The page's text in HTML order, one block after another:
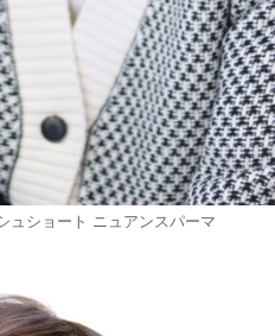
ュショート ニュアンスパーマ